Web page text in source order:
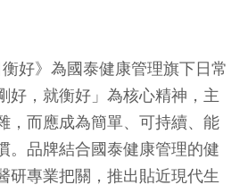
好》為國泰健康管理旗下日常
好，就衡好」為核心精神，主
，而應成為簡單、可持續、能
。品牌結合國泰健康管理的健
研專業把關，推出貼近現代生